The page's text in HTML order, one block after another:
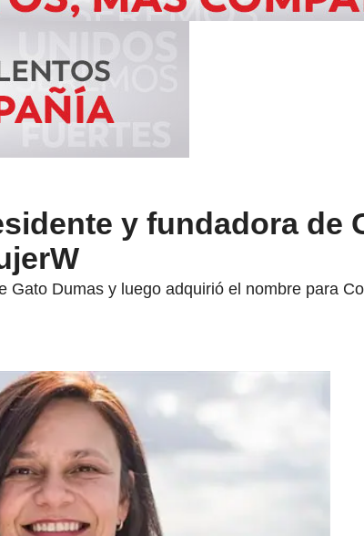
y fundadora de
Gato Dumas y luego adquirió el nombre para